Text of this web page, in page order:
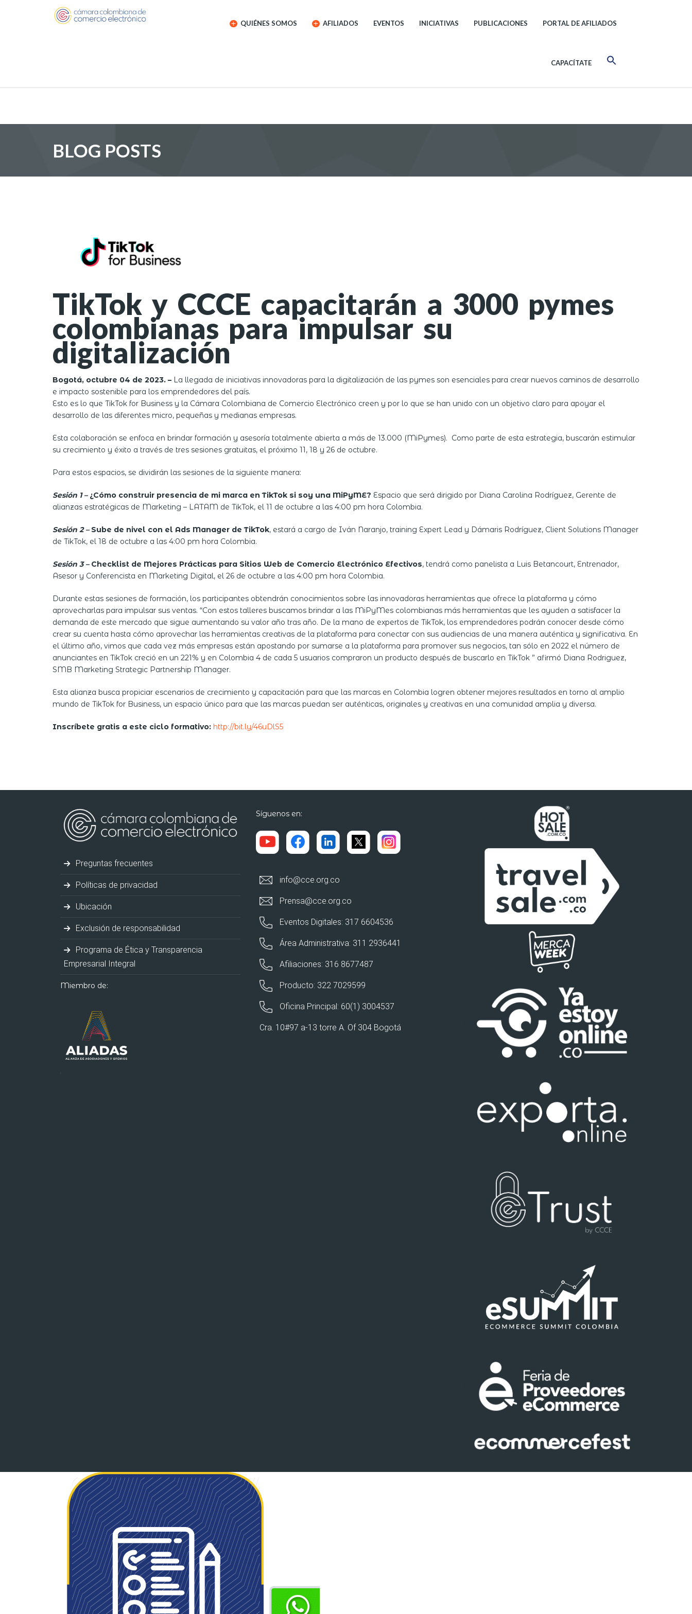
QUIÉNES SOMOS AFILIADOS EVENTOS INICIATIVAS PUBLICACIONES PORTAL DE AFILIADOS
CAPACÍTATE
BLOG POSTS
TikTok y CCCE capacitarán a 3000 pymes
colombianas para impulsar su
digitalización
Bogotá, octubre 04 de 2023. – La llegada de iniciativas innovadoras para la digitalización de las pymes son esenciales para crear nuevos caminos de desarrollo
e impacto sostenible para los emprendedores del país.
Esto es lo que TikTok for Business y la Cámara Colombiana de Comercio Electrónico creen y por lo que se han unido con un objetivo claro para apoyar el
desarrollo de las diferentes micro, pequeñas y medianas empresas.
Esta colaboración se enfoca en brindar formación y asesoría totalmente abierta a más de 13.000 (MiPymes). Como parte de esta estrategia, buscarán estimular
su crecimiento y éxito a través de tres sesiones gratuitas, el próximo 11, 18 y 26 de octubre.
Para estos espacios, se dividirán las sesiones de la siguiente manera:
Sesión 1 – ¿Cómo construir presencia de mi marca en TikTok si soy una MiPyME? Espacio que será dirigido por Diana Carolina Rodríguez, Gerente de
alianzas estratégicas de Marketing – LATAM de TikTok, el 11 de octubre a las 4:00 pm hora Colombia.
Sesión 2 – Sube de nivel con el Ads Manager de TikTok, estará a cargo de Iván Naranjo, training Expert Lead y Dámaris Rodríguez, Client Solutions Manager
de TikTok, el 18 de octubre a las 4:00 pm hora Colombia.
Sesión 3 – Checklist de Mejores Prácticas para Sitios Web de Comercio Electrónico Efectivos, tendrá como panelista a Luis Betancourt, Entrenador,
Asesor y Conferencista en Marketing Digital, el 26 de octubre a las 4:00 pm hora Colombia.
Durante estas sesiones de formación, los participantes obtendrán conocimientos sobre las innovadoras herramientas que ofrece la plataforma y cómo
aprovecharlas para impulsar sus ventas. “Con estos talleres buscamos brindar a las MiPyMes colombianas más herramientas que les ayuden a satisfacer la
demanda de este mercado que sigue aumentando su valor año tras año. De la mano de expertos de TikTok, los emprendedores podrán conocer desde cómo
crear su cuenta hasta cómo aprovechar las herramientas creativas de la plataforma para conectar con sus audiencias de una manera auténtica y significativa. En
el último año, vimos que cada vez más empresas están apostando por sumarse a la plataforma para promover sus negocios, tan sólo en 2022 el número de
anunciantes en TikTok creció en un 221% y en Colombia 4 de cada 5 usuarios compraron un producto después de buscarlo en TikTok ” afirmó Diana Rodriguez,
SMB Marketing Strategic Partnership Manager.
Esta alianza busca propiciar escenarios de crecimiento y capacitación para que las marcas en Colombia logren obtener mejores resultados en torno al amplio
mundo de TikTok for Business, un espacio único para que las marcas puedan ser auténticas, originales y creativas en una comunidad amplia y diversa.
Inscríbete gratis a este ciclo formativo: http://bit.ly/46uDlS5
Preguntas frecuentes
Políticas de privacidad
Ubicación
Exclusión de responsabilidad
Programa de Ética y Transparencia
Empresarial Integral
Miembro de:
Síguenos en:
info@cce.org.co
Prensa@cce.org.co
Eventos Digitales: 317 6604536
Área Administrativa: 311 2936441
Afiliaciones: 316 8677487
Producto: 322 7029599
Oficina Principal: 60(1) 3004537
Cra. 10#97 a-13 torre A. Of 304 Bogotá